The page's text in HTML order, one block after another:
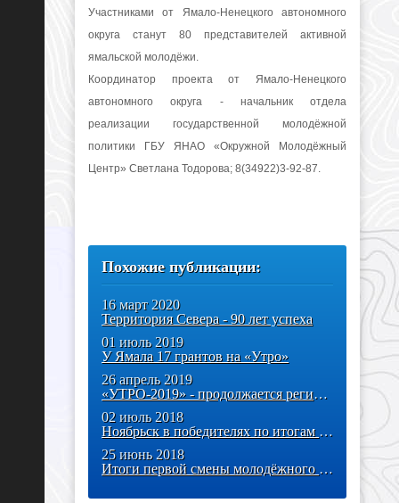
Участниками от Ямало-Ненецкого автономного
округа станут 80 представителей активной
ямальской молодёжи.
Координатор проекта от Ямало-Ненецкого
автономного округа - начальник отдела
реализации государственной молодёжной
политики ГБУ ЯНАО «Окружной Молодёжный
Центр» Светлана Тодорова; 8(34922)3-92-87.
Похожие публикации:
16 март 2020
Территория Севера - 90 лет успеха
01 июль 2019
У Ямала 17 грантов на «Утро»
26 апрель 2019
«УТРО-2019» - продолжается регистрация
02 июль 2018
Ноябрьск в победителях по итогам двух смен форума «УТРО-2018»
25 июнь 2018
Итоги первой смены молодёжного форума «УТРО-2018»